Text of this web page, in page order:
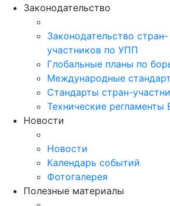
Законодательство
Законодательство стран-
участников по УПП
Глобальные планы по
Международные
Стандарты стран-
Технические регламенты
Новости
Новости
Календарь событий
Фотогалерея
Полезные материалы